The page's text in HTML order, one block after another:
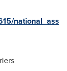
national_ass